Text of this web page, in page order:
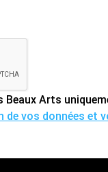
Arts
de vos données et